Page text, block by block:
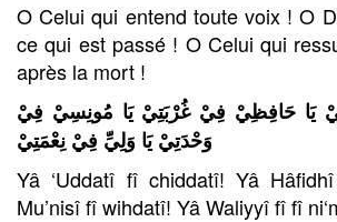
O Celui qui entend toute voix ! O
ce qui est passé ! O Celui qui
après la mort !
يَا حَافِظِيْ فِيْ غُرْبَتِيْ يَا مُونِسِيْ فِيْ
وَحْدَتِيْ يَا وَلِيِّ فِيْ نِعْمَتِيْ
Yâ ‘Uddatî fî chiddatî! Yâ
Mu’nisî fî wihdatî! Yâ Waliyyî fî fî